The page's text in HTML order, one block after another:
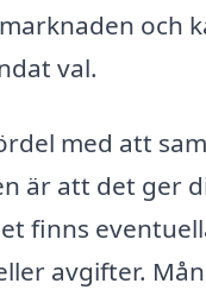
och
val.
med att
är att det ger
finns
avgifter.